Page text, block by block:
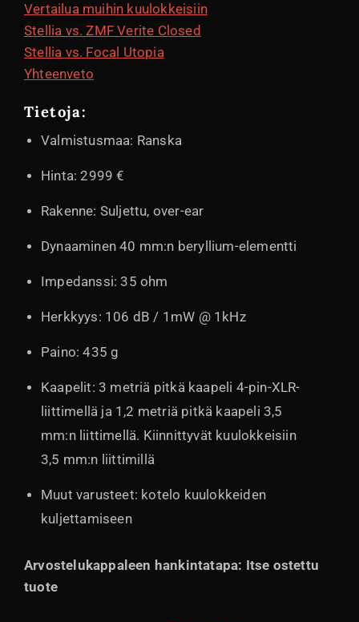
Vertailua muihin kuulokkeisiin
Stellia vs. ZMF Verite Closed
Stellia vs. Focal Utopia
Yhteenveto
Tietoja:
Valmistusmaa: Ranska
Hinta: 2999 €
Rakenne: Suljettu, over-ear
Dynaaminen 40 mm:n beryllium-elementti
Impedanssi: 35 ohm
Herkkyys: 106 dB / 1mW @ 1kHz
Paino: 435 g
Kaapelit: 3 metriä pitkä kaapeli 4-pin-XLR-
liittimellä ja 1,2 metriä pitkä kaapeli 3,5
mm:n liittimellä. Kiinnittyvät kuulokkeisiin
3,5 mm:n liittimillä
Muut varusteet: kotelo kuulokkeiden
kuljettamiseen
Arvostelukappaleen hankintatapa: Itse ostettu
tuote